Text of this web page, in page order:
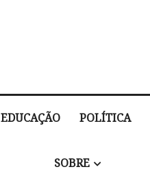
EDUCAÇÃO POLÍTICA
SOBRE